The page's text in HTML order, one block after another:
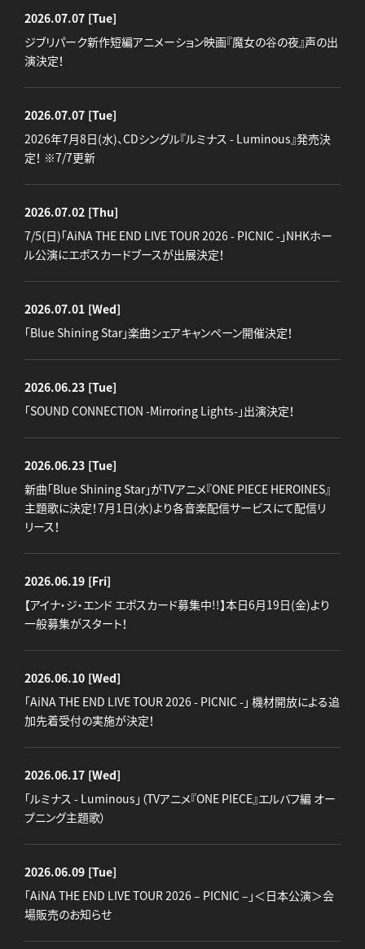
2026.07.07 [Tue]
ジブリパーク新作短編アニメーション映画『魔女の谷の夜』声の出
演決定！
2026.07.07 [Tue]
2026年7月8日(水)、CDシングル『ルミナス - Luminous』発売決
定！ ※7/7更新
2026.07.02 [Thu]
7/5(日)「AiNA THE END LIVE TOUR 2026 - PICNIC -」NHKホー
ル公演にエポスカードブースが出展決定！
2026.07.01 [Wed]
「Blue Shining Star」楽曲シェアキャンペーン開催決定！
2026.06.23 [Tue]
「SOUND CONNECTION -Mirroring Lights-」出演決定！
2026.06.23 [Tue]
新曲「Blue Shining Star」がTVアニメ『ONE PIECE HEROINES』
主題歌に決定！7月1日(水)より各音楽配信サービスにて配信リ
リース！
2026.06.19 [Fri]
【アイナ・ジ・エンド エポスカード募集中!!】本日6月19日(金)より
一般募集がスタート！
2026.06.10 [Wed]
「AiNA THE END LIVE TOUR 2026 - PICNIC -」 機材開放による追
加先着受付の実施が決定！
2026.06.17 [Wed]
「ルミナス - Luminous」（TVアニメ『ONE PIECE』エルバフ編 オー
プニング主題歌）
2026.06.09 [Tue]
「AiNA THE END LIVE TOUR 2026 – PICNIC –」＜日本公演＞会
場販売のお知らせ